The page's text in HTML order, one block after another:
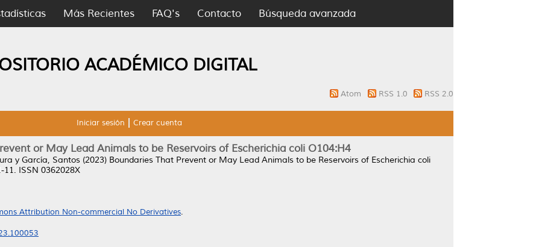
Más Recientes FAQ's Contacto Búsqueda avanzada
ACADÉMICO DIGITAL
Atom RSS 1.0 RSS 2.0
Iniciar sesión Crear cuenta
or May Lead Animals to be Reservoirs of Escherichia coli O104:H4
y García, Santos (2023) Boundaries That Prevent or May Lead Animals to be Reservoirs of Escherichia coli
11. ISSN 0362028X
Attribution Non-commercial No Derivatives.